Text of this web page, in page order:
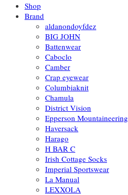
Shop
Brand
aldanondoyfdez
BIG JOHN
Battenwear
Caboclo
Camber
Crap eyewear
Columbiaknit
Chamula
District Vision
Epperson Mountaineering
Haversack
Harago
H BAR C
Irish Cottage Socks
Imperial Sportswear
La Manual
LEXXOLA